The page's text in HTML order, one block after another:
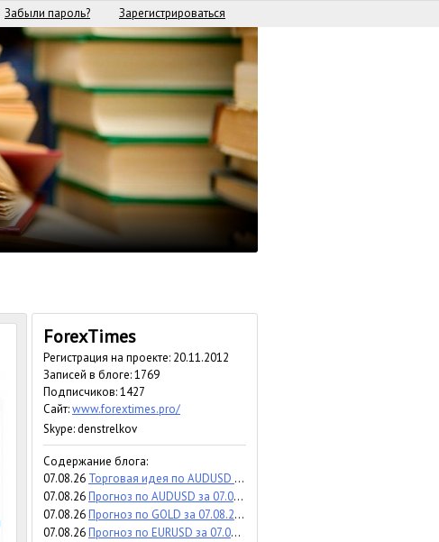
Забыли пароль? Зарегистрироваться
ForexTimes
Регистрация на проекте: 20.11.2012
Записей в блоге: 1769
Подписчиков:1427
Сайт:www.forextimes.pro/
Skype: denstrelkov
Содержание блога:
07.08.26 Торговая идея по AUDUSD за 07.08.2026
07.08.26Прогноз по AUDUSD за 07.08.2026
07.08.26Прогноз по GOLD за 07.08.2026
07.08.26Прогноз по EURUSD за 07.08.2026